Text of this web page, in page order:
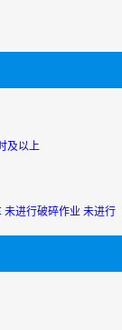
及以上
未进行破碎作业 未进行